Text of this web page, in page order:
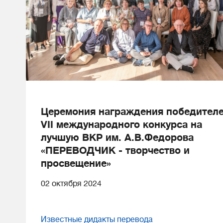
Церемония награждения
VII международного конкурса на
лучшую ВКР им. А.В.Федорова
«ПЕРЕВОДЧИК - творчество и
просвещение»
02 октября 2024
Известные дидакты перевода